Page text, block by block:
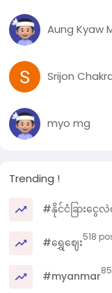
တာ အရင် ရေရိုး အ
ောင် ပံ့သကူပစ်ကြတ
တ်ရပ်ပြီး တောင်း
န္တရာယ်လည်း အရမ်းမ
ာ နေထိုင်သူက ပြောပါ
ါအပြင် အင်းစိန်၊ ဖ
ောက်ရင်း ခြေထေ
သကူပစ်တဲ့ အလေ့အထ
စဉ်အလာတခု ဖြစ်
ားရာ လမ်းမတွေပေါ်
ေါင်းစဉ်နဲ့ ပိုက်ဆံတွေ
ယာဉ်မတော်တဆမှုတွေ
လို မတော်တဆမှုတွေ
Aung Kyaw
Srijon
myo mg
Trending !
#နိုင်ငံခြားငွ
#ရွှေဈေး518
#myanmar